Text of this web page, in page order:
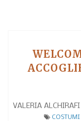
VALERIA ALCHIRAFI
COSTUMI